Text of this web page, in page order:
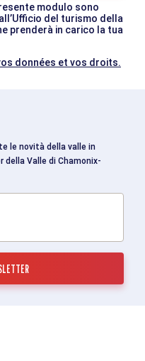
modulo sono
del turismo della
prenderà in carico la tua
données et vos droits.
le novità della valle in
Valle di Chamonix-